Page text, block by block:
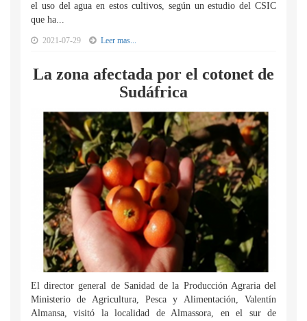
el uso del agua en estos cultivos, según un estudio del CSIC
que ha...
2021-07-29 Leer mas...
La zona afectada por el cotonet de
Sudáfrica
El director general de Sanidad de la Producción Agraria del
Ministerio de Agricultura, Pesca y Alimentación, Valentín
Almansa, visitó la localidad de Almassora, en el sur de